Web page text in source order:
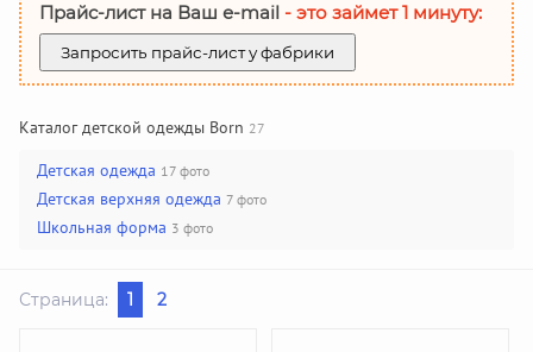
Прайс-лист на Ваш е-mail - это займет 1 минуту:
Запросить прайс-лист у фабрики
Каталог детской одежды Born 27
Детская одежда 17 фото
Детская верхняя одежда 7 фото
Школьная форма 3 фото
Страница: 1 2